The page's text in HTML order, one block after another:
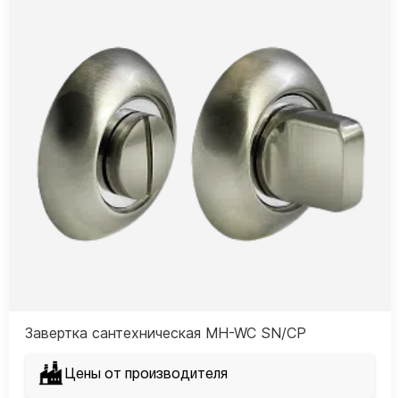
Завертка сантехническая MH-WC SN/CP
Цены от производителя